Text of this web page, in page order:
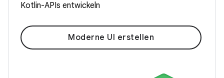
Kotlin-APIs entwickeln
Moderne UI erstellen